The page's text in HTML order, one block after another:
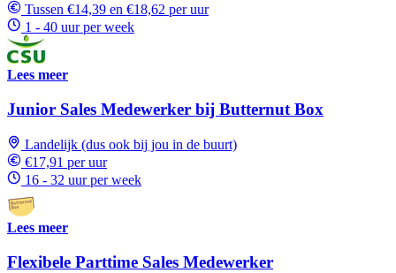
Tussen €14,39 en €18,62 per uur
1 - 40 uur per week
Lees meer
Junior Sales Medewerker bij Butternut Box
Landelijk (dus ook bij jou in de buurt)
€17,91 per uur
16 - 32 uur per week
Lees meer
Flexibele Parttime Sales Medewerker